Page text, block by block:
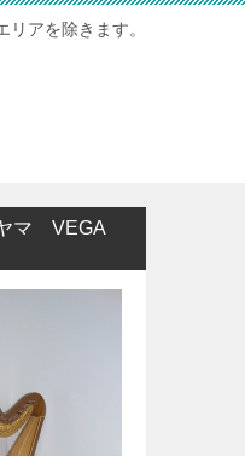
アを除きます。
マ VEGA